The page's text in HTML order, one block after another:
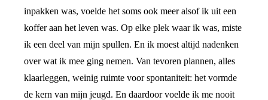
inpakken was, voelde het soms ook meer alsof ik uit een
koffer aan het leven was. Op elke plek waar ik was, miste
ik een deel van mijn spullen. En ik moest altijd nadenken
over wat ik mee ging nemen. Van tevoren plannen, alles
klaarleggen, weinig ruimte voor spontaniteit: het vormde
de kern van mijn jeugd. En daardoor voelde ik me nooit